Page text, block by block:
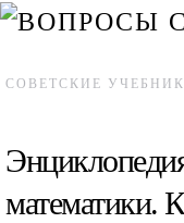
СОВЕТСКИЕ
математики.